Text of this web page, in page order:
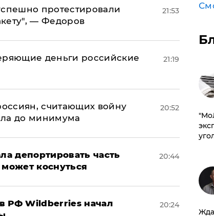
протестировали
— Федоров
21:53
деньги российские
21:19
считающих войну
до минимума
20:52
депортировать часть
коснуться
20:44
РФ Wildberries начал
20:24